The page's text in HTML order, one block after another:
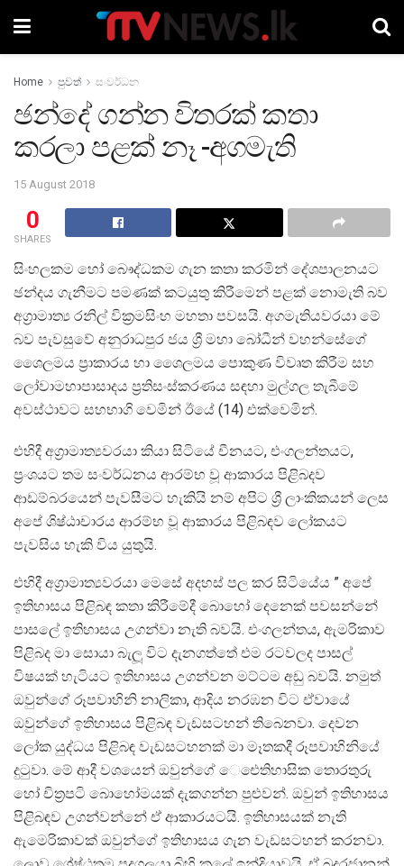
Home පුවත් සංවර්ධන
ඡන්දේ ගන්න විතරක් කතා
කරලා පළක් නෑ -අගමැති
15 August 2018
0
SHARES
සිංහලකම හෝ බෞද්ධකම ගැන කතා කරමින් දේශපාලනයට
ඡන්දය ගැනීමට පමණක් කටයුතු කිරීමෙන් පළක් නොමැති බව
අග්‍රාමාත්‍ය රනිල් වික්‍රමසිංහ මහතා පවසයි. අගමැතියවරයා මේ
බව පැවසුවේ අනුරාධපුර ජය ශ්‍රී මහා බෝධීන් වහන්සේගේ
ශෛලමය ප්‍රාකාරය හා ශෛලමය පොකුණ විවෘත කිරීම සහ
ලෝවාමහාපාසාදය ප්‍රතිසංස්කරණය සඳහා මුල්ගල තැබීමේ
අවස්ථාවට සහභාගි වෙමින් ඊයේ (14) එක්වෙමින්.
එහිදී අග්‍රාමාත්‍යවරයා කියා සිටියේ චීනයට, එංගලන්තයට,
ප්‍රංශයට තම සංවර්ධනය ආරම්භ වූ ආකාරය පිළිබදව
ආඩම්බරයෙන් පැවසීමට හැකියි නම් අපිට ශ්‍රී ලාංකිකයන් ලෙස
අපේ ශිෂ්ඨාචාරය ආරම්භ වූ ආකාරය පිළිබඳව ලෝකයට
පැවසිය හැකි විය යුතුයි.
එහිදී අග්‍රාමාත්‍යවරයා මෙසේ අදහස් පල කර සිටියේය ” අපේ
ඉතිහාසය පිළිබඳ කතා කිරීමේදී බොහෝ දෙනෙක් පවසන්නේ
පාසලේ ඉතිහාසය උගන්වා නැති බවයි. එංගලන්තය, ඇමරිකාව
පිළිබද මා සොයා බැලූ විට දැනගත්තේ එම රටවලද පාසල්
විෂයක් හැටියට ඉතිහාසය උගන්වන මට්ටම අඩු බවයි. නමුත්
ඔවුන්ගේ රූපවාහිනි නාලිකා, ආදිය නරඹන විට ඒවායේ
ඔවුන්ගේ ඉතිහාසය පිළිබඳ වැඩසටහන් තිබෙනවා. දෙවන
ලෝක යුද්ධය පිළිබඳ වැඩසටහනක් මා මෑතකදී රූපවාහිනියේ
දුටුවා. මේ ආදී වශයෙන් ඔවුන්ගේ ෙඓතිහාසික තොරතුරු
හෝ චිත්‍රපටි බොහෝමයක් දැකගන්න පුළුවන්. ඔවුන් ඉතිහාසය
පිළිබඳව උගන්වන්නේ ඒ ආකාරයටයි. ඉතිහාසයක් නැති
ඇමෙරිකාවක් ඔවුන්ගේ ඉතිහාසය ගැන වැඩසටහන් කරනවා.